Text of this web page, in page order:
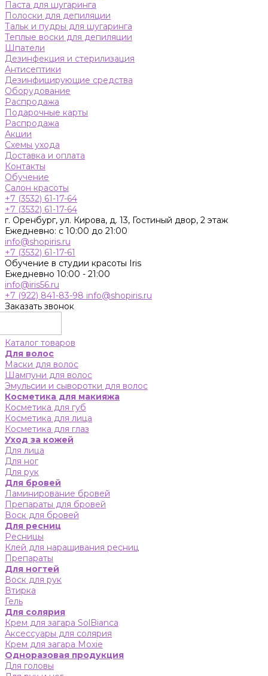
Паста для шугаринга
Полоски для депиляции
Тальк и пудры для шугаринга
Теплые воски для депиляции
Шпатели
Дезинфекция и стерилизация
Антисептики
Дезинфицирующие средства
Оборудование
Распродажа
Подарочные карты
Распродажа
Акции
Схемы ухода
Доставка и оплата
Контакты
Обучение
Салон красоты
+7 (3532) 61-17-64
+7 (3532) 61-17-64
г. Оренбург, ул. Кирова, д. 13, Гостиный двор, 2 этаж
Ежедневно: с 10:00 до 21:00
info@shopiris.ru
+7 (3532) 61-17-61
Обучение в студии красоты Iris
Ежедневно 10:00 - 21:00
info@iris56.ru
+7 (922) 841-83-98 info@shopiris.ru
Заказать звонок
Каталог товаров
Для волос
Маски для волос
Шампуни для волос
Эмульсии и сыворотки для волос
Косметика для макияжа
Косметика для губ
Косметика для лица
Косметика для глаз
Уход за кожей
Для лица
Для ног
Для рук
Для бровей
Ламинирование бровей
Препараты для бровей
Воск для бровей
Для ресниц
Ресницы
Клей для наращивания ресниц
Препараты
Для ногтей
Воск для рук
Втирка
Гель
Для солярия
Крем для загара SolBianca
Аксессуары для солярия
Крем для загара Moxie
Одноразовая продукция
Для головы